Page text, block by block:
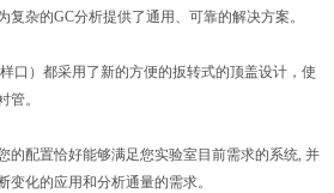
杂的GC分析提供了通用、可靠的解决方案。
口）都采用了新的方便的扳转式的顶盖设计，使
管。
的配置恰好能够满足您实验室目前需求的系统, 并
化的应用和分析通量的需求。